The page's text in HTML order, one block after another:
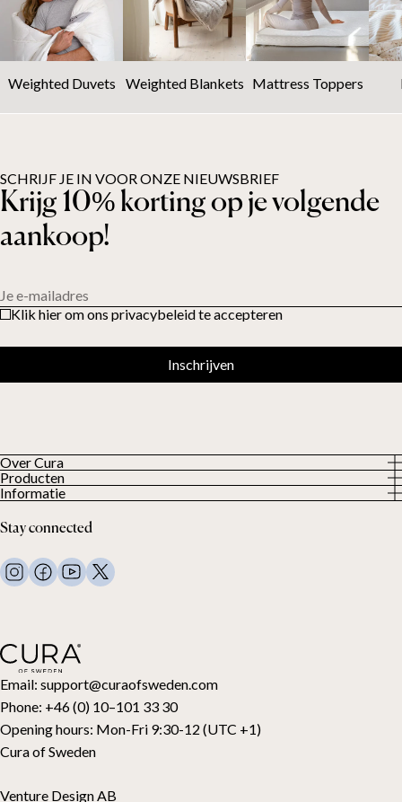
Weighted Duvets Weighted Blankets Mattress Toppers
Email: support@curaofsweden.com
Phone: +46 (0) 10–101 33 30
Opening hours: Mon-Fri 9:30-12 (UTC +1)
Cura of Sweden
Venture Design AB
Over Cura
About us
Onze klanten
Producten
Alle producten
Weighted duvets
Weighted blankets
Bed linen
Pillows and more
Toppers
Cadeaubon
Informatie
Algemene voorwaarden
FAQ
Contact
Stay connected
SCHRIJF JE IN VOOR ONZE NIEUWSBRIEF
Krijg 10% korting op je volgende
aankoop!
Je e-mailadres
Klik hier om ons privacybeleid te accepteren
Inschrijven